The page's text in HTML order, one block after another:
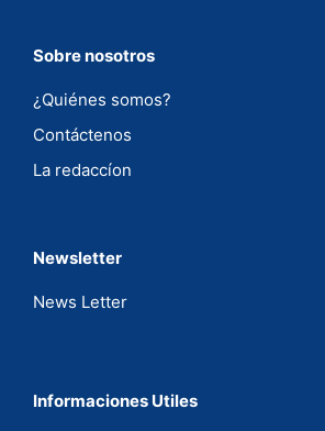
Sobre nosotros
¿Quiénes somos?
Contáctenos
La redaccíon
Newsletter
News Letter
Informaciones Utiles